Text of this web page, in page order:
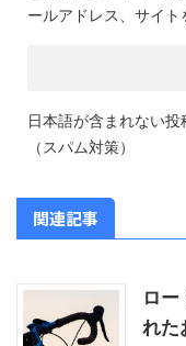
ールアドレス、サイト
日本語が含まれない投
（スパム対策）
関連記事
ロ
れた